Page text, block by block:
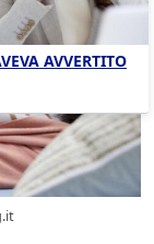
AVVERTITO